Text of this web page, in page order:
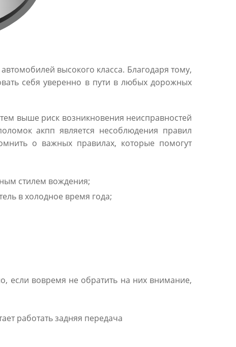
высокого класса. Благодаря тому,
себя уверенно в пути в любых дорожных
выше риск возникновения неисправностей
акпп является несоблюдения правил
о важных правилах, которые помогут
стилем вождения;
в холодное время года;
если вовремя не обратить на них внимание,
работать задняя передача